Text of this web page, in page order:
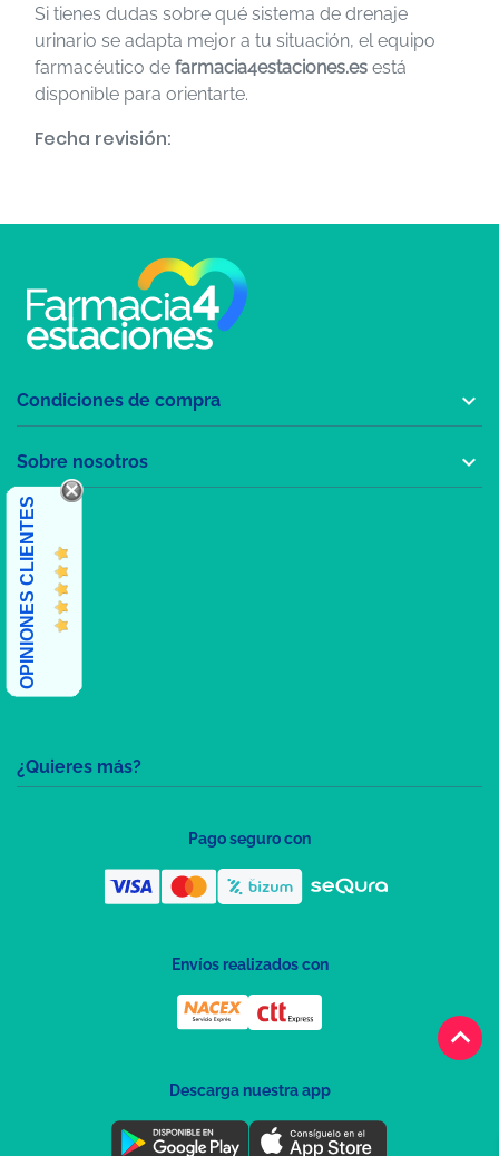
Si tienes dudas sobre qué sistema de drenaje
urinario se adapta mejor a tu situación, el equipo
farmacéutico de farmacia4estaciones.es está
disponible para orientarte.
Fecha revisión:
keyboard_arrow_up
¿Quieres más?
Condiciones de compra 
Sobre nosotros 
OPINIONES CLIENTES
Pago seguro con
Envíos realizados con
Descarga nuestra app